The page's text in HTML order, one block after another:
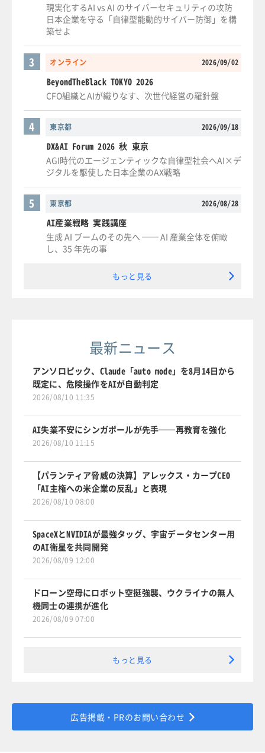
現実化するAI vs AI のサイバーセキュリティの攻防
日本企業を守る「自律型能動的サイバー防御」を構
築せよ
オンライン 2026/09/02
3
BeyondTheBlack TOKYO 2026
CFO組織とAIが織りなす、次世代経営の羅針盤
東京都 2026/09/18
4
DX&AI Forum 2026 秋 東京
AGI時代のエージェンティックな自律型社会へAI×デ
ジタルを駆使した日本企業のAX戦略
東京都 2026/08/28
5
AI産業戦略 実践講座
生成 AI ブームのその先へ ── AI 産業全体を俯瞰
し、35 年先の事
もっと見る
最新ニュース
アンソロピック、Claude「auto mode」を8月14日から
既定に、危険操作をAIが自動判定
2026/08/10 11:35
AI失業不安にシンガポールが先手──再教育を強化
2026/08/10 11:15
【パランティア脅威の決算】アレックス・カープCEO
「AI主権への米企業の反乱」と表現
2026/08/10 08:00
SpaceXとNVIDIAが最強タッグ、宇宙データセンター用
のAI衛星を共同開発
2026/08/09 12:00
ドローン空母にロボット空挺強襲、ウクライナの無人
機同士の連携が進化
2026/08/09 07:00
もっと見る
広告掲載・PRのお問い合わせ